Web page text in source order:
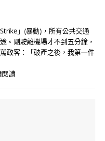
」(暴動)，所有公共交通
。剛駛離機場才不到五分鐘，
政客：「破產之後，我第一件
閱讀